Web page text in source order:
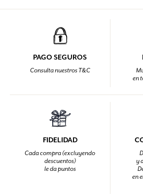
PAGO SEGUROS
Consulta nuestros T&C
en
FIDELIDAD
Cada compra (excluyendo
descuentos)
le da puntos
y
en